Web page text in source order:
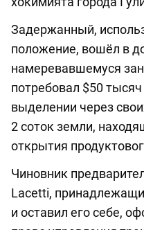
Задержанный,
положение, вошёл в
намеревавшемуся
потребовал $50
выделении через
2 соток земли,
открытия
Чиновник
Lacetti,
и оставил его себе,